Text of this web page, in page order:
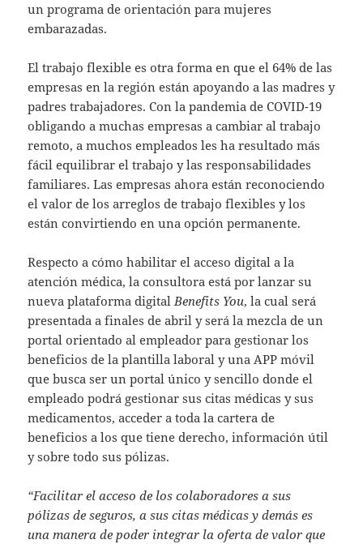
un programa de orientación para mujeres
embarazadas.
El trabajo flexible es otra forma en que el 64% de las
empresas en la región están apoyando a las madres y
padres trabajadores. Con la pandemia de COVID-19
obligando a muchas empresas a cambiar al trabajo
remoto, a muchos empleados les ha resultado más
fácil equilibrar el trabajo y las responsabilidades
familiares. Las empresas ahora están reconociendo
el valor de los arreglos de trabajo flexibles y los
están convirtiendo en una opción permanente.
Respecto a cómo habilitar el acceso digital a la
atención médica, la consultora está por lanzar su
nueva plataforma digital Benefits You, la cual será
presentada a finales de abril y será la mezcla de un
portal orientado al empleador para gestionar los
beneficios de la plantilla laboral y una APP móvil
que busca ser un portal único y sencillo donde el
empleado podrá gestionar sus citas médicas y sus
medicamentos, acceder a toda la cartera de
beneficios a los que tiene derecho, información útil
y sobre todo sus pólizas.
“Facilitar el acceso de los colaboradores a sus
pólizas de seguros, a sus citas médicas y demás es
una manera de poder integrar la oferta de valor que